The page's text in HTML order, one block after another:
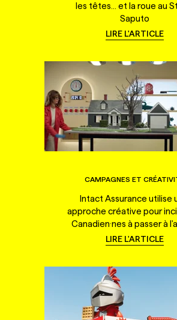
les têtes... et la roue au
Saputo
LIRE L'ARTICLE
CAMPAGNES ET
Intact Assurance utilise
approche créative pour
Canadien·nes à passer à
LIRE L'ARTICLE